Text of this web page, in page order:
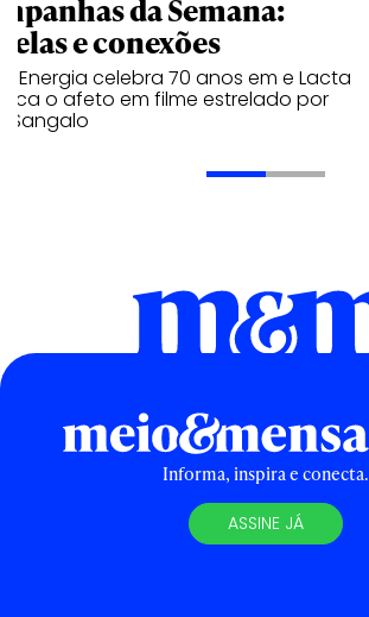
da Semana:
e conexões
Energia celebra 70 anos em e Lacta
o afeto em filme estrelado por
Sangalo
Informa, inspira e conecta.
ASSINE JÁ